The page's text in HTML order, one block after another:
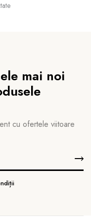
mai noi
cu ofertele viitoare